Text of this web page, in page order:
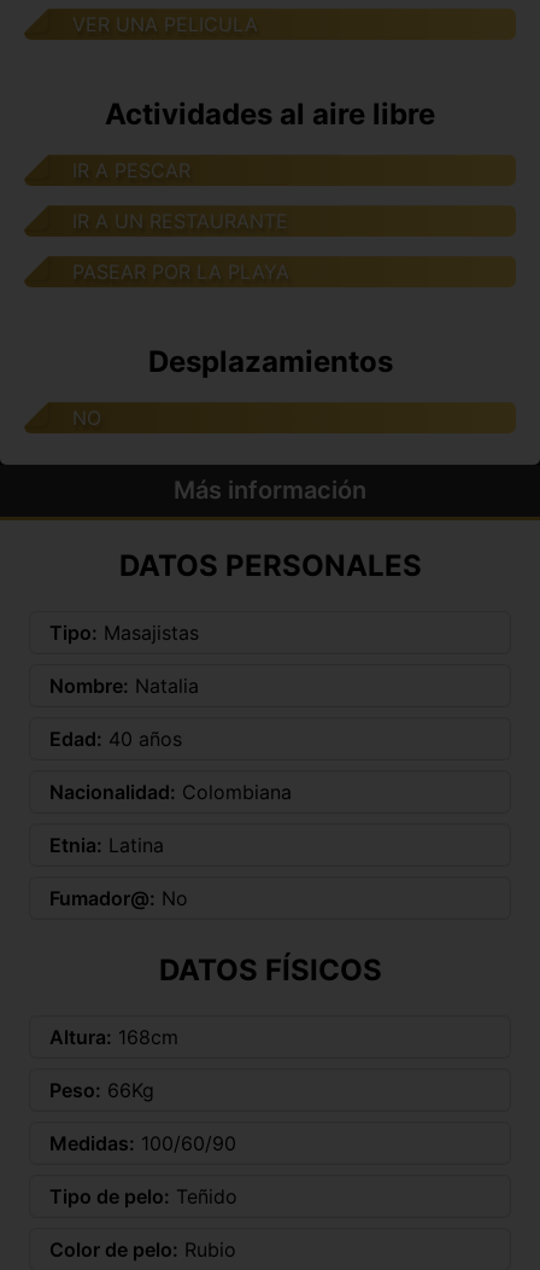
VER UNA PELICULA
Actividades al aire libre
IR A PESCAR
IR A UN RESTAURANTE
PASEAR POR LA PLAYA
Desplazamientos
NO
Más información
DATOS PERSONALES
Tipo: Masajistas
Nombre: Natalia
Edad: 40 años
Nacionalidad: Colombiana
Etnia: Latina
Fumador@: No
DATOS FÍSICOS
Altura: 168cm
Peso: 66Kg
Medidas: 100/60/90
Tipo de pelo: Teñido
Color de pelo: Rubio